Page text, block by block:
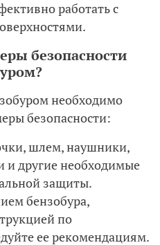
работать с
безопасности
необходимо
безопасности:
шлем, наушники,
и другие необходимые
защиты.
бензобура,
по
ее рекомендациям.